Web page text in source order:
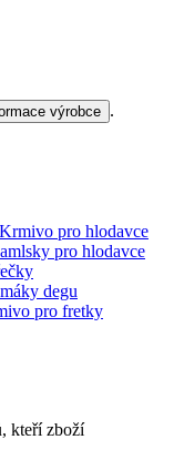
výrobce .
Krmivo pro hlodavce
pro hlodavce
degu
pro fretky
kteří zboží